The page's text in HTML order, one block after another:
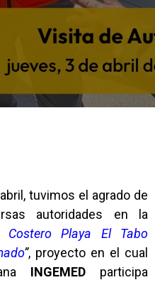
tuvimos el agrado de
autoridades en la
Costero Playa El Tabo
”, proyecto en el cual
INGEMED participa